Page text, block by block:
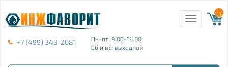
+7 (499) 343-2081
Пн-пт: 9:00-18:00
Сб и вс: выходной
Toggle
navigation
{{